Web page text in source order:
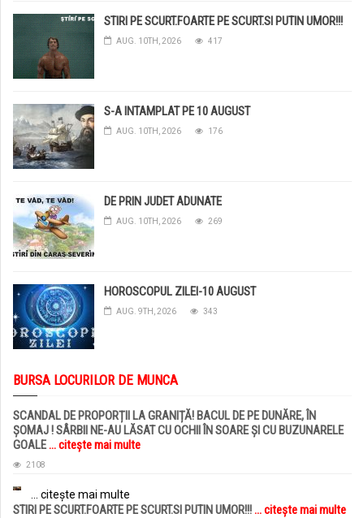
STIRI PE SCURT.FOARTE PE SCURT.SI PUTIN UMOR!!!
AUG. 10TH, 2026 417
S-A INTAMPLAT PE 10 AUGUST
AUG. 10TH, 2026 176
DE PRIN JUDET ADUNATE
AUG. 10TH, 2026 269
HOROSCOPUL ZILEI-10 AUGUST
AUG. 9TH, 2026 343
BURSA LOCURILOR DE MUNCA
SCANDAL DE PROPORȚII LA GRANIȚĂ! BACUL DE PE DUNĂRE, ÎN
ȘOMAJ ! SÂRBII NE-AU LĂSAT CU OCHII ÎN SOARE ȘI CU BUZUNARELE
GOALE... citește mai multe
2108
... citește mai multe
STIRI PE SCURT.FOARTE PE SCURT.SI PUTIN UMOR!!!... citește mai multe